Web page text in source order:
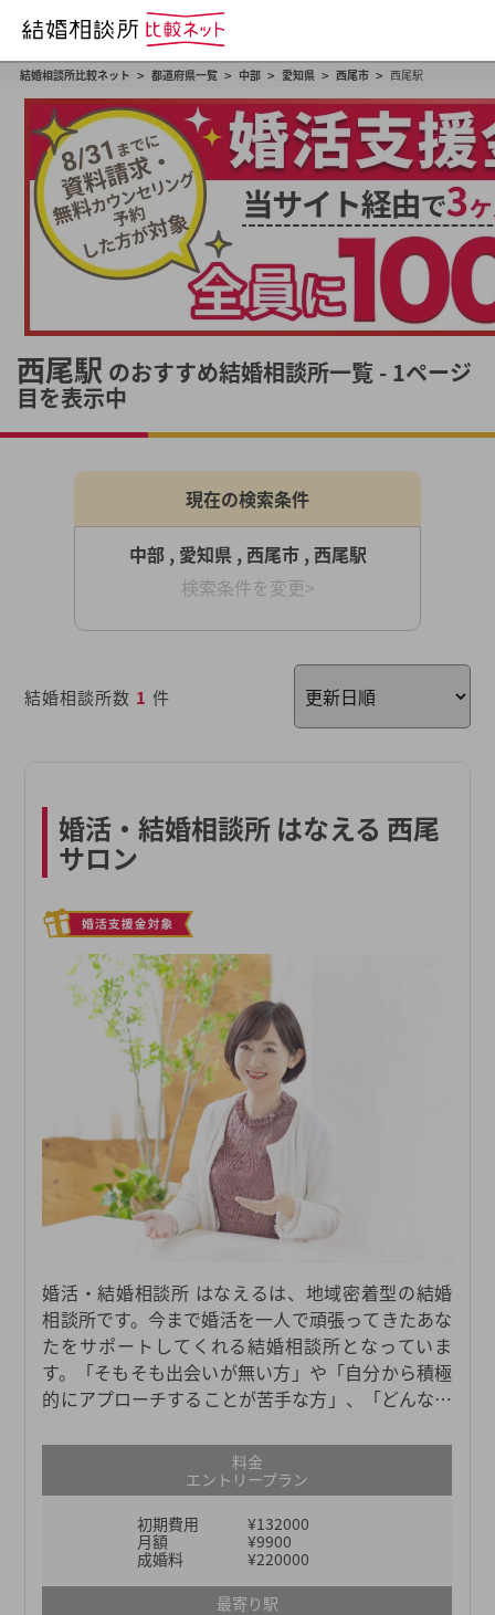
結婚相談所比較ネット > 都道府県一覧 > 中部 > 愛知県 > 西尾市 > 西尾駅
西尾駅 のおすすめ結婚相談所一覧 - 1ページ
目を表示中
現在の検索条件
中部 , 愛知県 , 西尾市 , 西尾駅
検索条件を変更>
結婚相談所数 1 件
婚活・結婚相談所 はなえる 西尾
サロン
婚活・結婚相談所 はなえるは、地域密着型の結婚
相談所です。今まで婚活を一人で頑張ってきたあな
たをサポートしてくれる結婚相談所となっていま
す。「そもそも出会いが無い方」や「自分から積極
的にアプローチすることが苦手な方」、「どんなタ
方との会話が少し緊張する方」にもおすすめです。
またはなえるは、愛知・岐阜・三重で47のサロンを
展開しています。これは東海3県でも最多なので、
東海地方にお住まいで「地元でお相手を探したい」
と考えている方にとってはこれ以上ない結婚相談所
と言えるでしょう。
料金
エントリープラン
初期費用
¥132000
月額
¥9900
成婚料
¥220000
最寄り駅